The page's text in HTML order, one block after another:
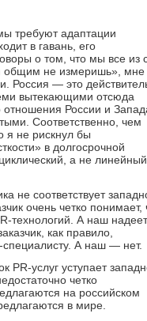
требуют адаптации
в гавань, его
о том, что мы все из
общим не измеришь», мне
Россия — это
вытекающими отсюда
России и
Соответственно, чем
я не рискнул бы
в долгосрочной
а не линейный
не соответствует
очень четко понимает,
технологий. А наш
как правило,
А наш — нет.
PR-услуг уступает
четко
на российском
в мире.